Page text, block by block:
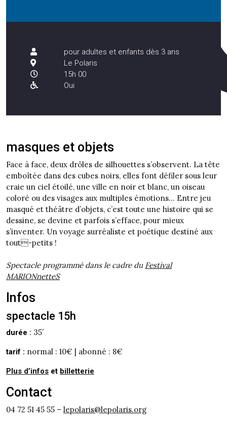
pour adultes et enfants dès 3 ans
Le Polaris
15h 00
Oui
masques et objets
Face à face, deux drôles de silhouettes s’observent. La tête
emboîtée dans des cubes noirs, elles font défiler sous leur
craie un ciel étoilé, une ville en noir et blanc, un oiseau
coloré ou des visages aux multiples émotions… Entre jeu
masqué et théâtre d’objets, c’est toute une histoire qui se
dessine, se devine et parfois s’efface, pour mieux
s’inventer. Un voyage surréaliste et poétique destiné aux
tout-petits !
Spectacle programmé dans le cadre du Festival
MARIONnetteS
Infos
spectacle 15h
durée : 35′
tarif : normal : 10€ | abonné : 8€
Plus d’infos et billetterie
Contact
04 72 51 45 55 – lepolaris@lepolaris.org